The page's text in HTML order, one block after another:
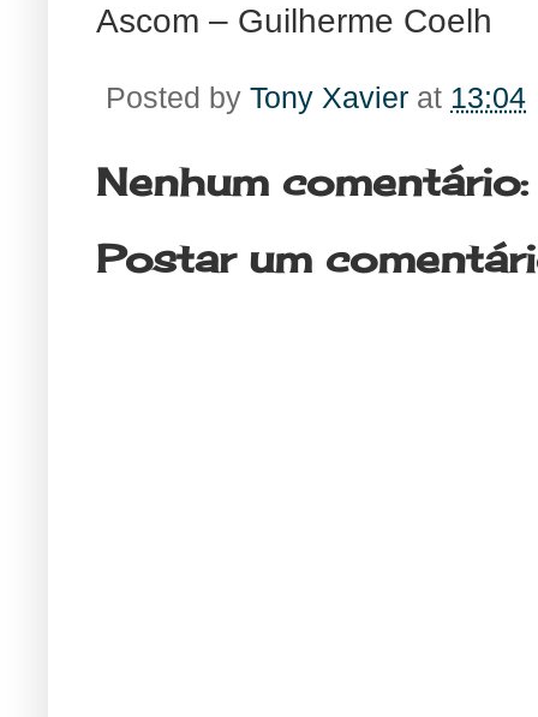
Ascom – Guilherme Coelh
Posted by Tony Xavier at 13:04
Nenhum comentário:
Postar um